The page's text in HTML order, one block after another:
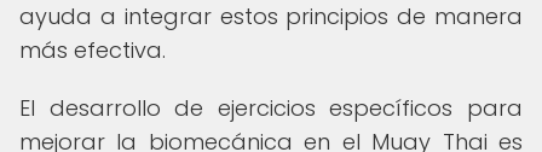
ayuda a integrar estos principios de manera
más efectiva.
El desarrollo de ejercicios específicos para
mejorar la biomecánica en el Muay Thai es